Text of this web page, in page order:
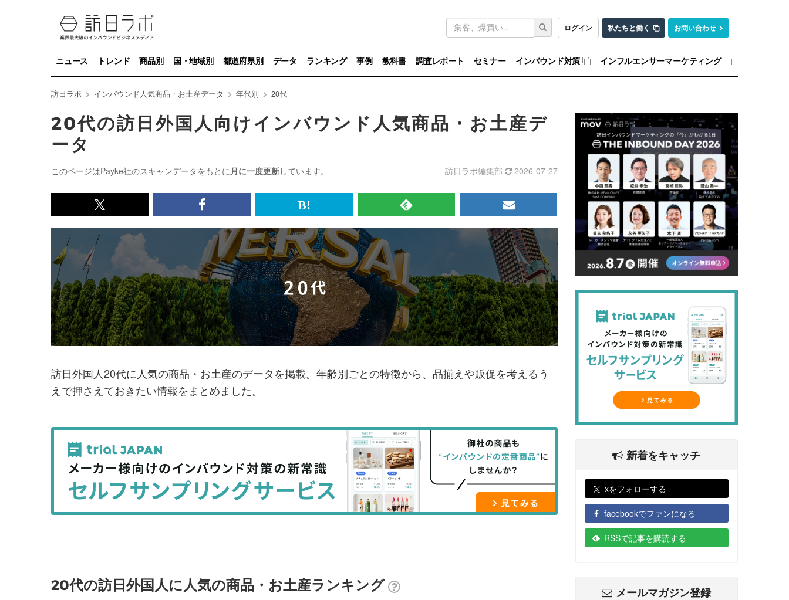
ログイン 私たちと働く お問い合わせ
キ
ワ
ド
検
索
ニュース トレンド 商品別 国・地域別 都道府県別 データ ランキング 事例 教科書 調査レポート セミナー インバウンド対策 インフルエンサーマーケティング
訪日ラボ インバウンド人気商品・お土産データ 年代別 20代
20代の訪日外国人向けインバウンド人気商品・お土産デ
ータ
このページはPayke社のスキャンデータをもとに月に一度更新しています。 訪日ラボ編集部 2026-07-27
x<br>
で
を
シ
ェ
ア
る
Facebook<br>
で
記
事
を
シ
ェ
ア
る
は
て
な
ブ
ッ
ク
マ
ー
に
RSS
で
記
を
購
読
す
メ
ル
マ
ガ
登
録
す
る
訪日外国人20代に人気の商品・お土産のデータを掲載。年齢別ごとの特徴から、品揃えや販促を考えるう
えで押さえておきたい情報をまとめました。
20代の訪日外国人に人気の商品・お土産ランキング
新着をキャッチ
xをフォローする
facebookでファンになる
RSSで記事を購読する
メールマガジン登録